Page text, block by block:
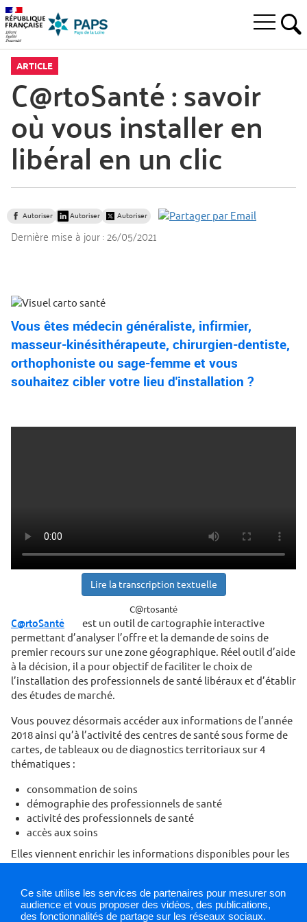
Ce site utilise les services de partenaires pour mesurer son
audience et vous proposer des vidéos, des publications,
des fonctionnalités de partage sur les réseaux sociaux.
Aller
la
Aller
au
menu
Aller
au
contenu
Ouvrir
ARTICLE
C@rtoSanté : savoir
où vous installer en
libéral en un clic
Autoriser Autoriser Autoriser
Dernière mise à jour :26/05/2021
Vous êtes médecin généraliste, infirmier,
masseur-kinésithérapeute, chirurgien-dentiste,
orthophoniste ou sage-femme et vous
souhaitez cibler votre lieu d'installation ?
Lire la transcription textuelle
C@rtosanté
C@rtoSanté
est un outil de cartographie interactive
permettant d’analyser l’offre et la demande de soins de
premier recours sur une zone géographique. Réel outil d’aide
à la décision, il a pour objectif de faciliter le choix de
l’installation des professionnels de santé libéraux et d’établir
des études de marché.
Vous pouvez désormais accéder aux informations de l’année
2018 ainsi qu’à l’activité des centres de santé sous forme de
cartes, de tableaux ou de diagnostics territoriaux sur 4
thématiques :
consommation de soins
démographie des professionnels de santé
activité des professionnels de santé
accès aux soins
Elles viennent enrichir les informations disponibles pour les
orthophoniste et sage-femme.